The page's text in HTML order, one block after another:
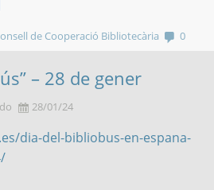
de Cooperació Bibliotecària 0
– 28 de gener
28/01/24
dia-del-bibliobus-en-espana-